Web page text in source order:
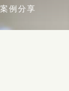
案例分享